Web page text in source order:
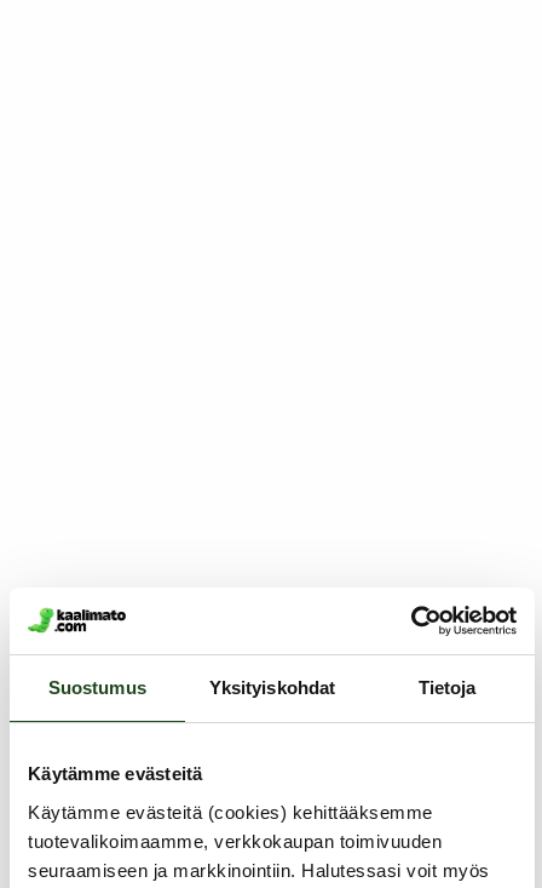
Suostumus Yksityiskohdat Tietoja
Käytämme evästeitä
Käytämme evästeitä (cookies) kehittääksemme
tuotevalikoimaamme, verkkokaupan toimivuuden
seuraamiseen ja markkinointiin. Halutessasi voit myös